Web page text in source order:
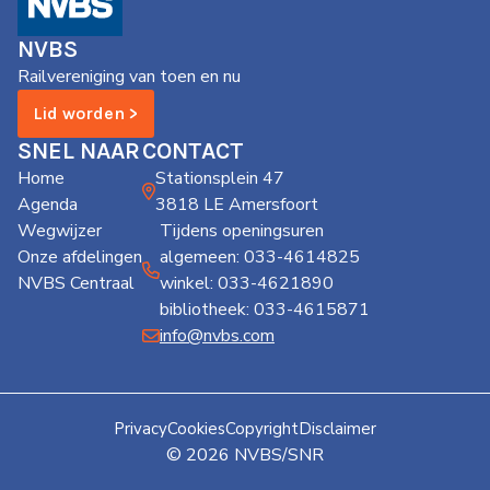
NVBS
Wegwijzer
Mijn
NVBS
NVBS
Railvereniging van toen en nu
Lid worden >
SNEL NAAR
Home
Agenda
Wegwijzer
Onze afdelingen
NVBS Centraal
CONTACT
Stationsplein 47
3818 LE Amersfoort
Tijdens openingsuren
algemeen: 033-4614825
winkel: 033-4621890
bibliotheek: 033-4615871
info@nvbs.com
© 2026 NVBS/SNR
PrivacyCookiesCopyrightDisclaimer